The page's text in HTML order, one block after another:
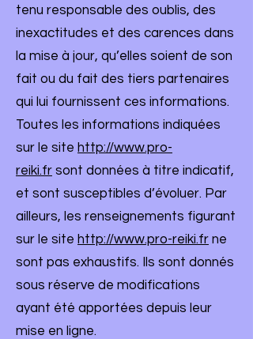
tenu responsable des oublis, des
inexactitudes et des carences dans
la mise à jour, qu’elles soient de son
fait ou du fait des tiers partenaires
qui lui fournissent ces informations.
Toutes les informations indiquées
sur le site http://www.pro-
reiki.fr sont données à titre indicatif,
et sont susceptibles d’évoluer. Par
ailleurs, les renseignements figurant
sur le site http://www.pro-reiki.fr ne
sont pas exhaustifs. Ils sont donnés
sous réserve de modifications
ayant été apportées depuis leur
mise en ligne.